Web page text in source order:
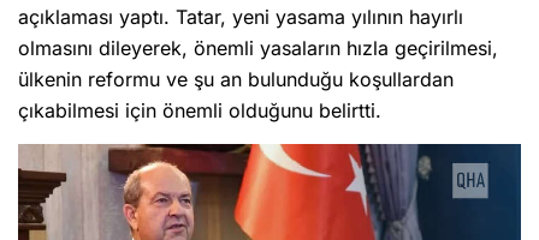
açıklaması yaptı. Tatar, yeni yasama yılının hayırlı
olmasını dileyerek, önemli yasaların hızla geçirilmesi,
ülkenin reformu ve şu an bulunduğu koşullardan
çıkabilmesi için önemli olduğunu belirtti.